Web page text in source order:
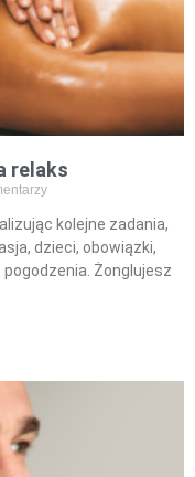
relaks
kolejne zadania,
dzieci, obowiązki,
Żonglujesz